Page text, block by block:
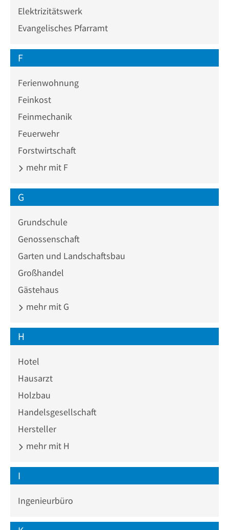
Elektrizitätswerk
Evangelisches Pfarramt
F
Ferienwohnung
Feinkost
Feinmechanik
Feuerwehr
Forstwirtschaft
mehr mit F
G
Grundschule
Genossenschaft
Garten und Landschaftsbau
Großhandel
Gästehaus
mehr mit G
H
Hotel
Hausarzt
Holzbau
Handelsgesellschaft
Hersteller
mehr mit H
I
Ingenieurbüro